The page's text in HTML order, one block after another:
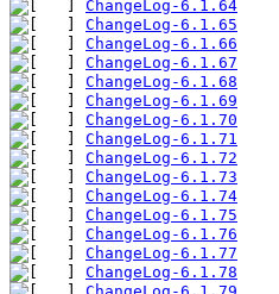
ChangeLog-6.1.64
ChangeLog-6.1.65
ChangeLog-6.1.66
ChangeLog-6.1.67
ChangeLog-6.1.68
ChangeLog-6.1.69
ChangeLog-6.1.70
ChangeLog-6.1.71
ChangeLog-6.1.72
ChangeLog-6.1.73
ChangeLog-6.1.74
ChangeLog-6.1.75
ChangeLog-6.1.76
ChangeLog-6.1.77
ChangeLog-6.1.78